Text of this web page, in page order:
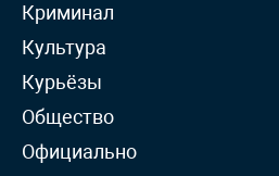
Криминал
Культура
Курьёзы
Общество
Официально